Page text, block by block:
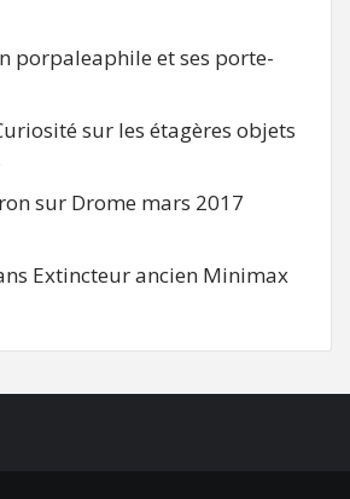
porpaleaphile et ses porte-
sur les étagères objets
sur Drome mars 2017
Extincteur ancien Minimax